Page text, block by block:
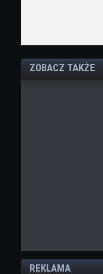
ZOBACZ TAKŻE
REKLAMA